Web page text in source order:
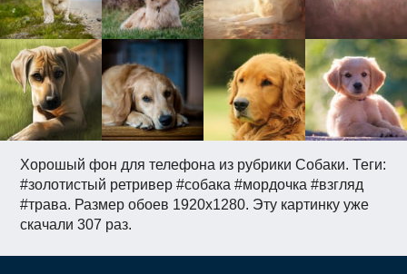
Хорошый фон для телефона из рубрики Собаки. Теги:
#золотистый ретривер #собака #мордочка #взгляд
#трава. Размер обоев 1920x1280. Эту картинку уже
скачали 307 раз.